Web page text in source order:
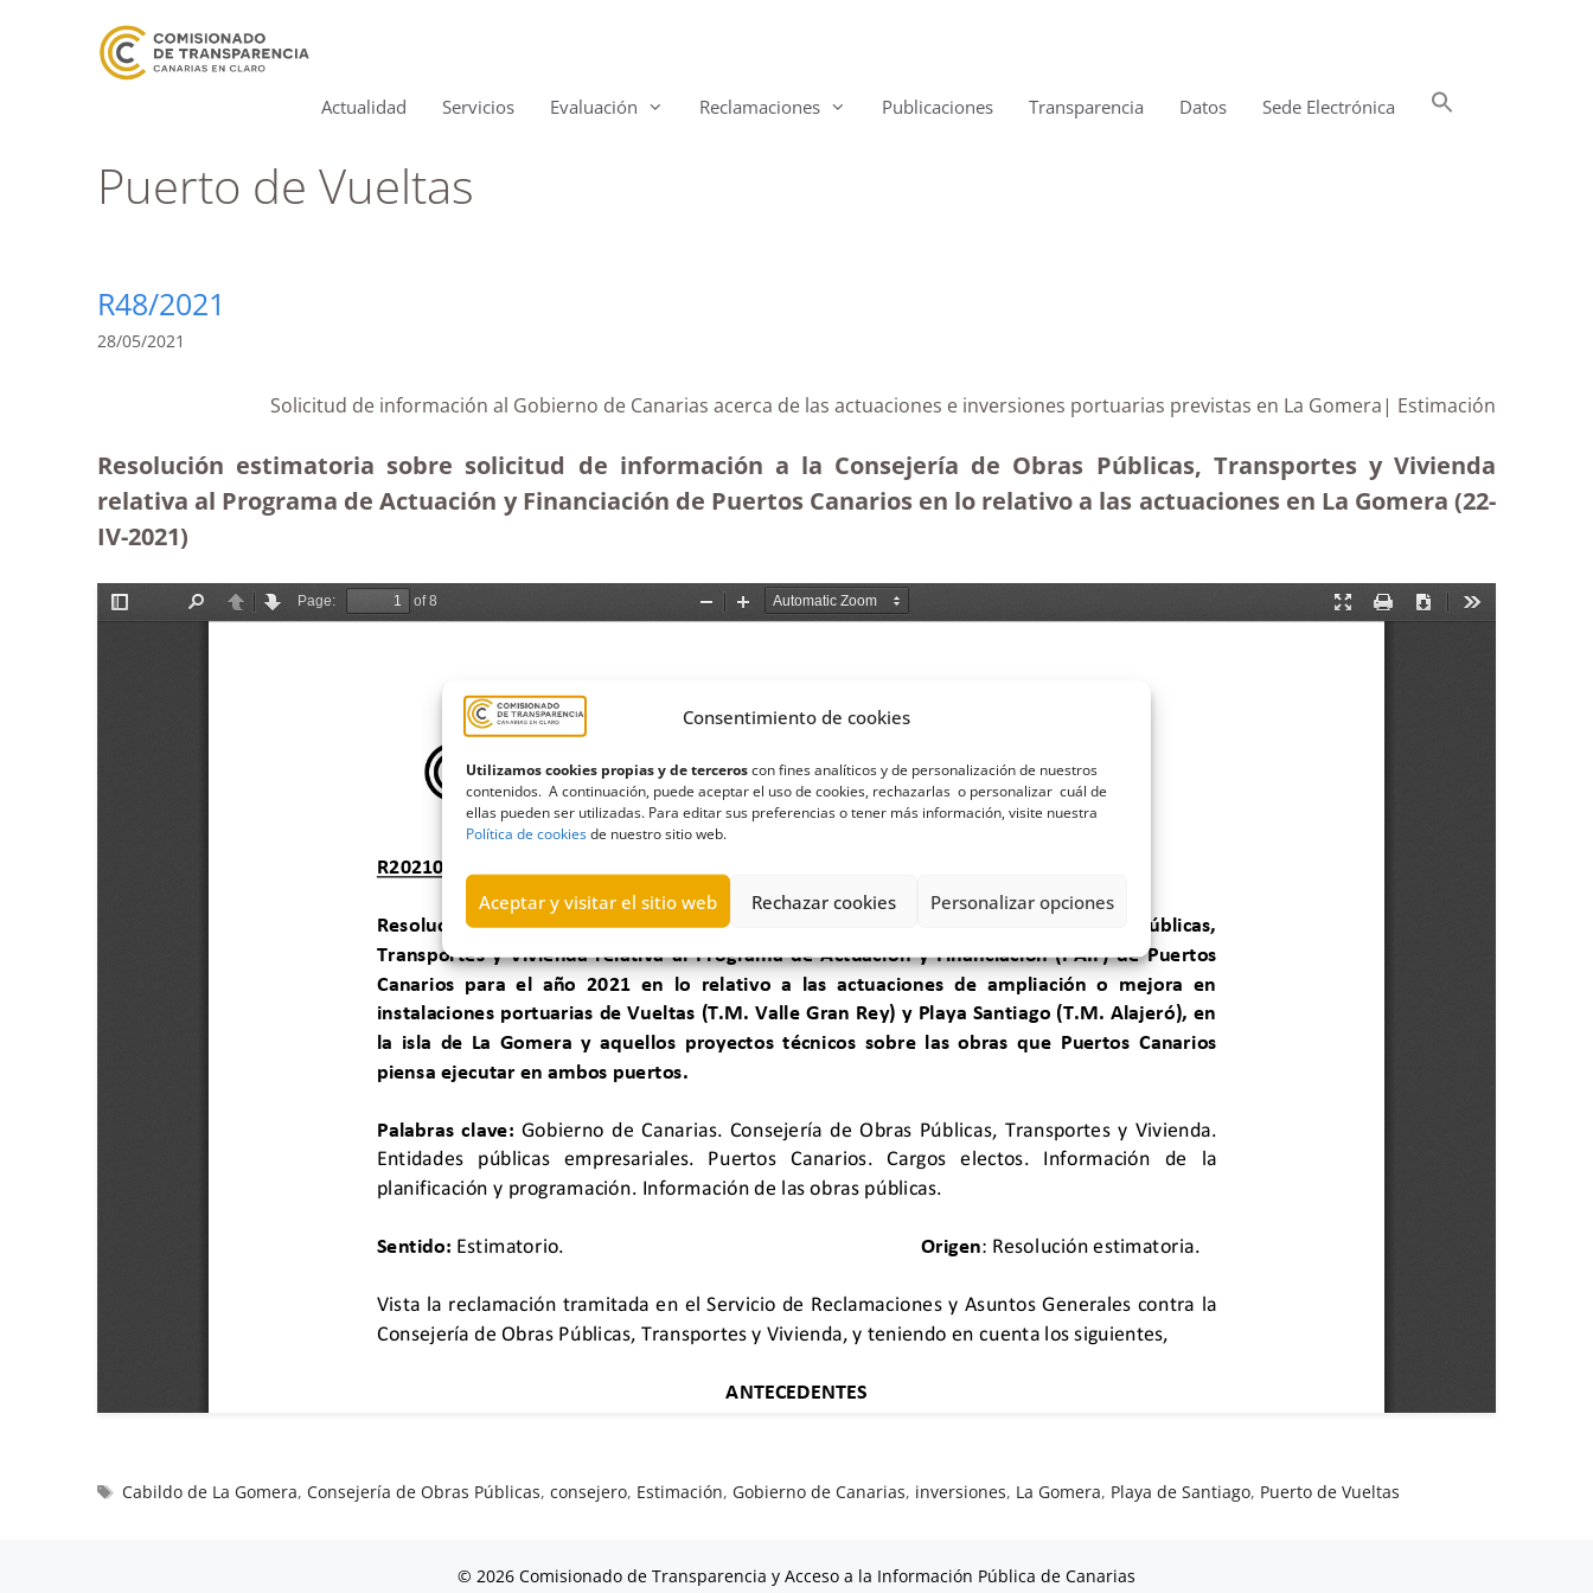
Consentimiento de cookies
Utilizamos cookies propias y de terceroscon fines analíticos y de personalización de nuestros
contenidos. A continuación, puede aceptar el uso de cookies, rechazarlas o personalizar cuál de
ellas pueden ser utilizadas. Para editar sus preferencias o tener más información, visite nuestra
Política de cookiesde nuestro sitio web.
Aceptar y visitar el sitio web Rechazar cookies Personalizar opciones
Actualidad Servicios Evaluación Reclamaciones Publicaciones Transparencia Datos Sede Electrónica
Puerto de Vueltas
R48/2021
28/05/2021
Solicitud de información al Gobierno de Canarias acerca de las actuaciones e inversiones portuarias previstas en La Gomera| Estimación
Resolución estimatoria sobre solicitud de información a la Consejería de Obras Públicas, Transportes y Vivienda
relativa al Programa de Actuación y Financiación de Puertos Canarios en lo relativo a las actuaciones en La Gomera (22-
IV-2021)
Cabildo de La Gomera,Consejería de Obras Públicas,consejero, Estimación, Gobierno de Canarias, inversiones, La Gomera, Playa de Santiago, Puerto de Vueltas
© 2026 Comisionado de Transparencia y Acceso a la Información Pública de Canarias